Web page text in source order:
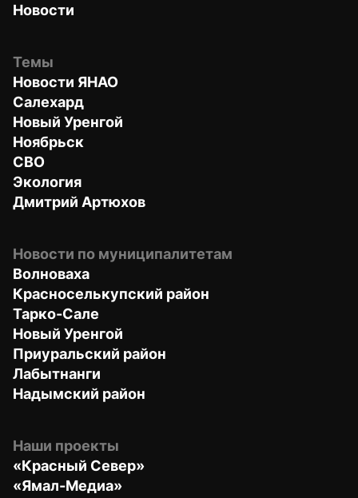
Новости
Темы
Новости ЯНАО
Салехард
Новый Уренгой
Ноябрьск
СВО
Экология
Дмитрий Артюхов
Новости по муниципалитетам
Волноваха
Красноселькупский район
Тарко-Сале
Новый Уренгой
Приуральский район
Лабытнанги
Надымский район
Наши проекты
«Красный Север»
«Ямал-Медиа»